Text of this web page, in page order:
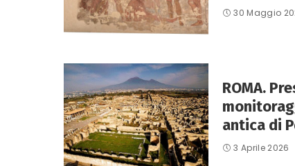
30 Maggio
ROMA.
antica di
3 Aprile 2026